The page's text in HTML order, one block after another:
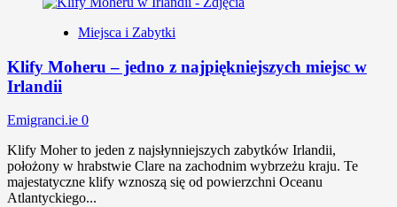
Miejsca i Zabytki
Klify Moheru – jedno z najpiękniejszych miejsc w
Irlandii
Emigranci.ie 0
Klify Moher to jeden z najsłynniejszych zabytków Irlandii,
położony w hrabstwie Clare na zachodnim wybrzeżu kraju. Te
majestatyczne klify wznoszą się od powierzchni Oceanu
Atlantyckiego...